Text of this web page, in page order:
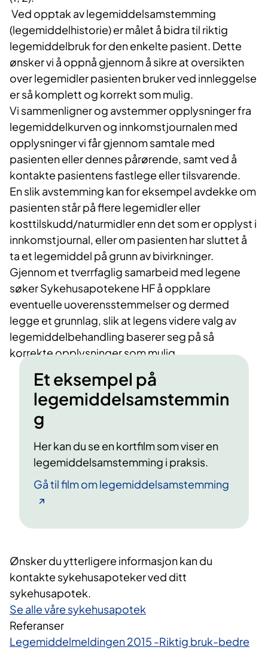
Ved opptak av legemiddelsamstemming
(legemiddelhistorie) er målet å bidra til riktig
legemiddelbruk for den enkelte pasient. Dette
ønsker vi å oppnå gjennom å sikre at oversikten
over legemidler pasienten bruker ved innleggelse
er så komplett og korrekt som mulig.
Vi sammenligner og avstemmer opplysninger fra
legemiddelkurven og innkomstjournalen med
opplysninger vi får gjennom samtale med
pasienten eller dennes pårørende, samt ved å
kontakte pasientens fastlege eller tilsvarende.
En slik avstemming kan for eksempel avdekke om
pasienten står på flere legemidler eller
kosttilskudd/naturmidler enn det som er opplyst i
innkomstjournal, eller om pasienten har sluttet å
ta et legemiddel på grunn av bivirkninger.
Gjennom et tverrfaglig samarbeid med legene
søker Sykehusapotekene HF å oppklare
eventuelle uoverensstemmelser og dermed
legge et grunnlag, slik at legens videre valg av
legemiddelbehandling baserer seg på så
korrekte opplysninger som mulig.
Et eksempel på
legemiddelsamstemmin
g
Her kan du se en kortfilm som viser en
legemiddelsamstemming i praksis.
Gå til film om legemiddelsamstemming
Ønsker du ytterligere informasjon kan du
kontakte sykehusapoteker ved ditt
sykehusapotek.
Se alle våre sykehusapotek
Referanser
Legemiddelmeldingen 2015 -Riktig bruk-bedre